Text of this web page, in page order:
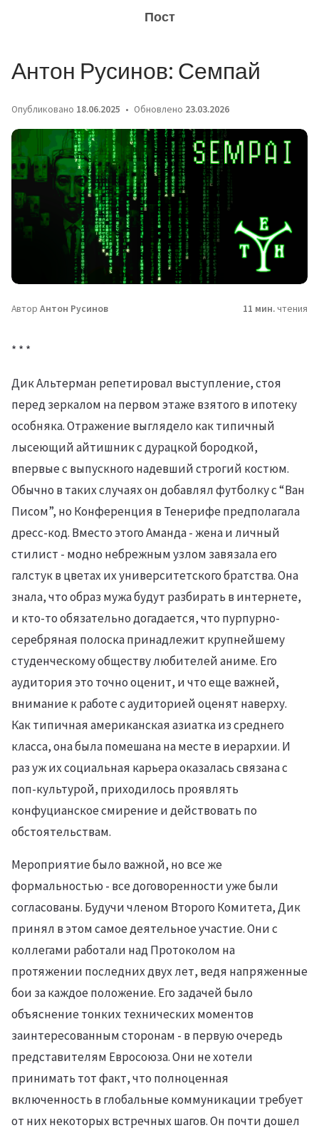
Пост
Антон Русинов: Семпай
Опубликовано 18.06.2025 Обновлено 23.03.2026
Автор Антон Русинов 11 мин.чтения
* * *
Дик Альтерман репетировал выступление, стоя
перед зеркалом на первом этаже взятого в ипотеку
особняка. Отражение выглядело как типичный
лысеющий айтишник с дурацкой бородкой,
впервые с выпускного надевший строгий костюм.
Обычно в таких случаях он добавлял футболку с “Ван
Писом”, но Конференция в Тенерифе предполагала
дресс-код. Вместо этого Аманда - жена и личный
стилист - модно небрежным узлом завязала его
галстук в цветах их университетского братства. Она
знала, что образ мужа будут разбирать в интернете,
и кто-то обязательно догадается, что пурпурно-
серебряная полоска принадлежит крупнейшему
студенческому обществу любителей аниме. Его
аудитория это точно оценит, и что еще важней,
внимание к работе с аудиторией оценят наверху.
Как типичная американская азиатка из среднего
класса, она была помешана на месте в иерархии. И
раз уж их социальная карьера оказалась связана с
поп-культурой, приходилось проявлять
конфуцианское смирение и действовать по
обстоятельствам.
Мероприятие было важной, но все же
формальностью - все договоренности уже были
согласованы. Будучи членом Второго Комитета, Дик
принял в этом самое деятельное участие. Они с
коллегами работали над Протоколом на
протяжении последних двух лет, ведя напряженные
бои за каждое положение. Его задачей было
объяснение тонких технических моментов
заинтересованным сторонам - в первую очередь
представителям Евросоюза. Они не хотели
принимать тот факт, что полноценная
включенность в глобальные коммуникации требует
от них некоторых встречных шагов. Он почти дошел